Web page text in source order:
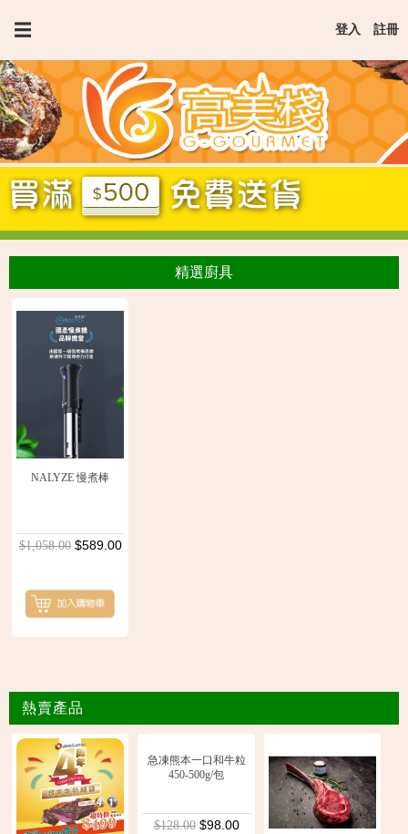
☰ 登入 註冊
精選廚具
NALYZE 慢煮棒
$1,058.00 $589.00
熱賣產品
急凍熊本一口和牛粒
450-500g/包
$128.00 $98.00